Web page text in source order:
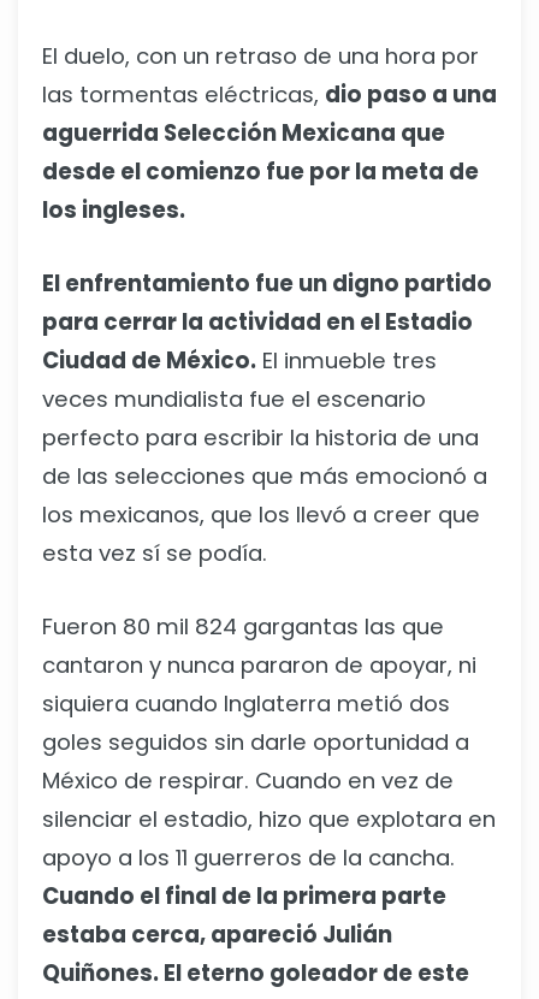
El duelo, con un retraso de una hora por
las tormentas eléctricas, dio paso a una
aguerrida Selección Mexicana que
desde el comienzo fue por la meta de
los ingleses.
El enfrentamiento fue un digno partido
para cerrar la actividad en el Estadio
Ciudad de México. El inmueble tres
veces mundialista fue el escenario
perfecto para escribir la historia de una
de las selecciones que más emocionó a
los mexicanos, que los llevó a creer que
esta vez sí se podía.
Fueron 80 mil 824 gargantas las que
cantaron y nunca pararon de apoyar, ni
siquiera cuando Inglaterra metió dos
goles seguidos sin darle oportunidad a
México de respirar. Cuando en vez de
silenciar el estadio, hizo que explotara en
apoyo a los 11 guerreros de la cancha.
Cuando el final de la primera parte
estaba cerca, apareció Julián
Quiñones. El eterno goleador de este